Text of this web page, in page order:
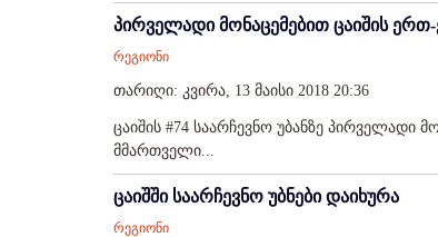
პირველადი მონაცემებით ცაიშის
რეგიონი
თარიღი: კვირა, 13 მაისი 2018 20:36
ცაიშის #74 საარჩევნო უბანზე
მმართველი...
ცაიშში საარჩევნო უბნები დაიხურა
რეგიონი